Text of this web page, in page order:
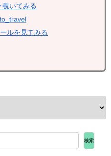
いてみる
ルを見てみる
検索